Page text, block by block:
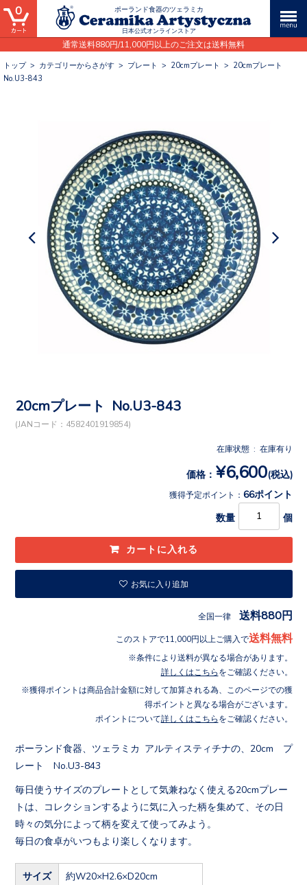
ポーランド食器のツェラミカ
日本公式オンラインストア
通常送料880円/11,000円以上のご注文は送料無料
0
トップ> カテゴリーからさがす > プレート > 20cmプレート > 20cmプレート
No.U3-843
20cmプレート No.U3-843
(JANコード：4582401919854)
在庫状態 : 在庫有り
価格： ¥6,600(税込)
獲得予定ポイント： 66ポイント
数量 個
お気に入り追加
全国一律 送料880円
このストアで11,000円以上ご購入で送料無料
条件により送料が異なる場合があります。
詳しくはこちら をご確認ください。
獲得ポイントは商品合計金額に対して加算される為、このページでの獲
得ポイントと異なる場合がございます。
ポイントについて詳しくはこちら をご確認ください。
ポーランド食器、ツェラミカ アルティスティチナの、20cm プ
レート No.U3-843
毎日使うサイズのプレートとして気兼ねなく使える20cmプレー
トは、コレクションするように気に入った柄を集めて、その日
時々の気分によって柄を変えて使ってみよう。
毎日の食卓がいつもより楽しくなります。
サイズ 約W20×H2.6×D20cm